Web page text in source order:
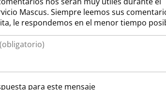
Mascus. Siempre leemos sus
le respondemos en el menor tiempo
para este mensaje